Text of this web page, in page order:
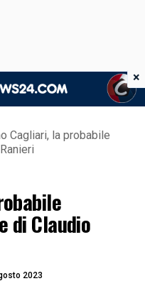
Cagliari, la probabile
di Claudio
2023
×